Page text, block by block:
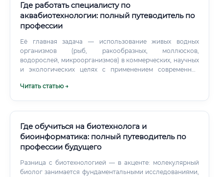
процессов. Типичный список задач биоинформатика: ✅
Разработка и адаптация алгоритмов для анализа
геномных, транскриптомных, протеомных данных ✅
Обработка и интерпретация результатов секвенирования
ДНК/РНК ✅ Сборка геномов (genome assembly) и
аннотация генов ✅ Анализ дифференциальной
экспрессии генов ✅ Работа с базами данных (GenBank,
UniProt, NCBI, Ensembl) ✅ Моделирование структуры
пайплайнов на Python, R, Bash ✅ Визуализация
клинической диагностики Какие навыки необходимы для
работы ⚠️ Начинающему специалисту не нужно знать всё
сразу.
Где работать специалисту по
аквабиотехнологии: полный путеводитель по
профессии
Её главная задача — использование живых водных
организмов (рыб, ракообразных, моллюсков,
водорослей, микроорганизмов) в коммерческих, научных
и экологических целях с применением современных
будет жить более 9 миллиардов человек, и всех их нужно
Читать статью →
Где обучиться на биотехнолога и
биоинформатика: полный путеводитель по
профессии будущего
Разница с биотехнологией — в акценте: молекулярный
биолог занимается фундаментальными исследованиями,